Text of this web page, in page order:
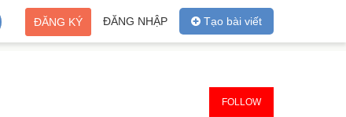
Tạo bài viết
ĐĂNG NHẬP
ĐĂNG KÝ
FOLLOW